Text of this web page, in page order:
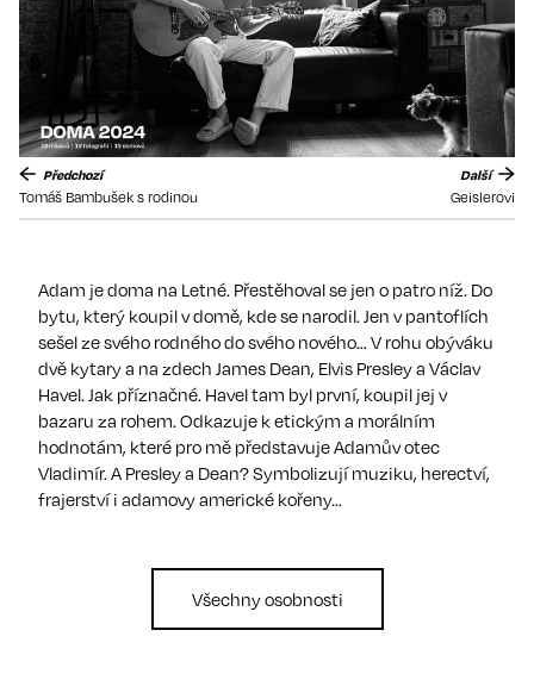
Předchozí
Tomáš Bambušek s rodinou
Další
Geislerovi
Adam je doma na Letné. Přestěhoval se jen o patro níž. Do
bytu, který koupil v domě, kde se narodil. Jen v pantoflích
sešel ze svého rodného do svého nového… V rohu obýváku
dvě kytary a na zdech James Dean, Elvis Presley a Václav
Havel. Jak příznačné. Havel tam byl první, koupil jej v
bazaru za rohem. Odkazuje k etickým a morálním
hodnotám, které pro mě představuje Adamův otec
Vladimír. A Presley a Dean? Symbolizují muziku, herectví,
frajerství i adamovy americké kořeny…
Všechny osobnosti